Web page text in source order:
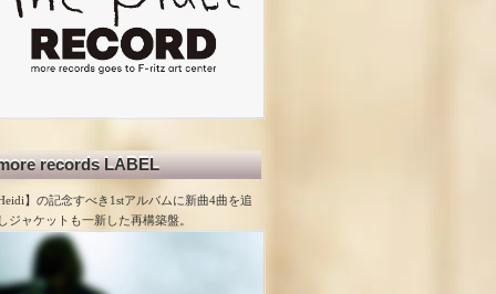
records LABEL
】の記念すべき1stアルバムに新曲4曲を追
ジャケットも一新した再構築盤。